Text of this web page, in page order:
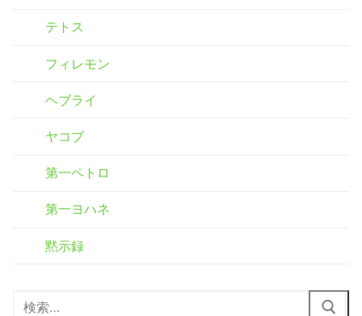
テトス
フィレモン
ヘブライ
ヤコブ
第一ペトロ
第一ヨハネ
黙示録